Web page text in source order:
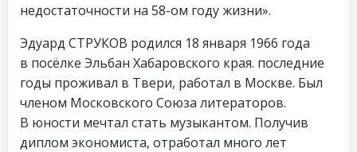
недостаточности на 58-ом году жизни».
Эдуард СТРУКОВ родился 18 января 1966 года
в посёлке Эльбан Хабаровского края. последние
годы проживал в Твери, работал в Москве. Был
членом Московского Союза литераторов.
В юности мечтал стать музыкантом. Получив
диплом экономиста, отработал много лет